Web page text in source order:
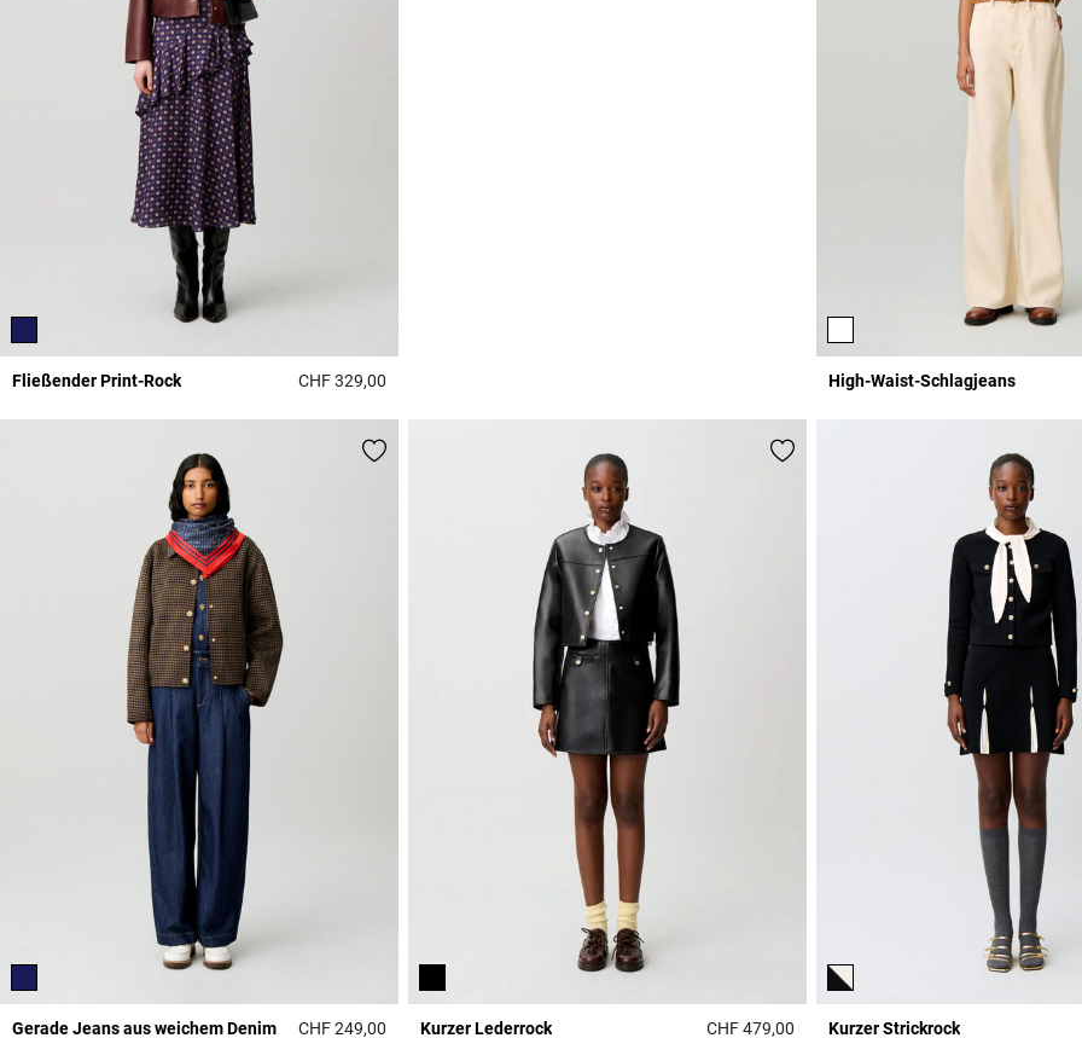
Fließender Print-Rock CHF 329,00 High-Waist-Schlagjeans
Gerade Jeans aus weichem Denim CHF 249,00 Kurzer Lederrock CHF 479,00 Kurzer Strickrock